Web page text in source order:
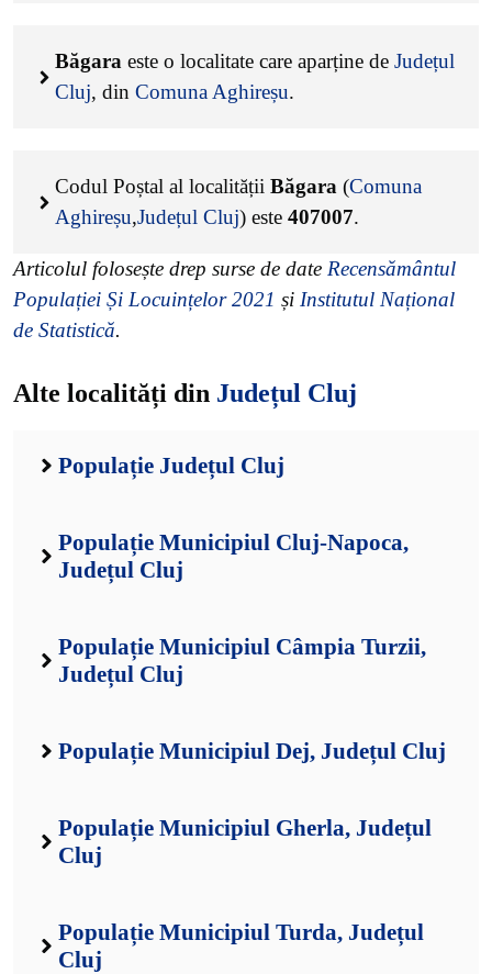
Băgara este o localitate care aparține de Județul
Cluj, din Comuna Aghireșu.
Codul Poștal al localității Băgara (Comuna
Aghireșu,Județul Cluj) este 407007.
Articolul folosește drep surse de date Recensământul
Populației Și Locuințelor 2021 și Institutul Național
de Statistică.
Alte localități din Județul Cluj
Populație Județul Cluj
Populație Municipiul Cluj-Napoca,
Județul Cluj
Populație Municipiul Câmpia Turzii,
Județul Cluj
Populație Municipiul Dej, Județul Cluj
Populație Municipiul Gherla, Județul
Cluj
Populație Municipiul Turda, Județul
Cluj